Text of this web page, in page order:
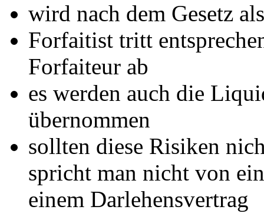
wird nach dem Gesetz
Forfaitist tritt
Forfaiteur ab
es werden auch die
übernommen
sollten diese Risiken
spricht man nicht von
einem Darlehensvertrag